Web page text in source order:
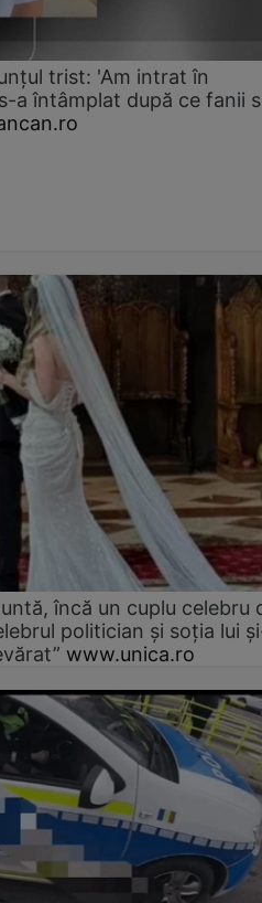
trist: 'Am intrat în
a întâmplat după ce fanii
încă un cuplu celebru
politician și soția lui
www.unica.ro